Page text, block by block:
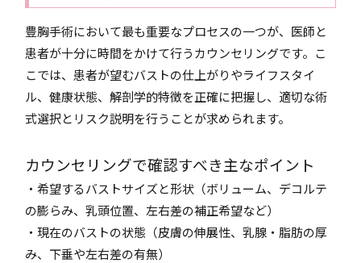
豊胸手術において最も重要なプロセスの一つが、医師と
患者が十分に時間をかけて行うカウンセリングです。こ
こでは、患者が望むバストの仕上がりやライフスタイ
ル、健康状態、解剖学的特徴を正確に把握し、適切な術
式選択とリスク説明を行うことが求められます。
カウンセリングで確認すべき主なポイント
・希望するバストサイズと形状（ボリューム、デコルテ
の膨らみ、乳頭位置、左右差の補正希望など）
・現在のバストの状態（皮膚の伸展性、乳腺・脂肪の厚
み、下垂や左右差の有無）